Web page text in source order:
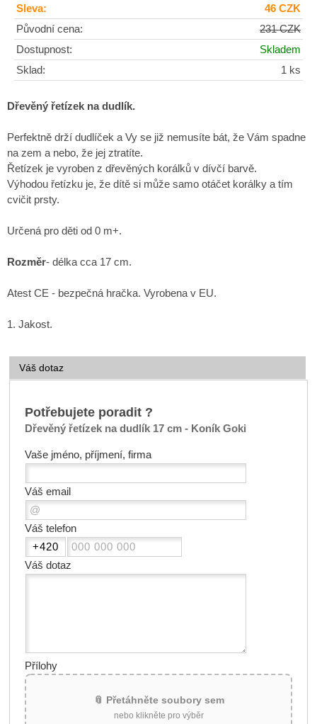
Sleva:
46 CZK
Původní cena:
231 CZK
Dostupnost:
Skladem
Sklad:
1 ks
Dřevěný řetízek na dudlík.
Perfektně drží dudlíček a Vy se již nemusíte bát, že Vám spadne
na zem a nebo, že jej ztratíte.
Řetízek je vyroben z dřevěných korálků v dívčí barvě.
Výhodou řetízku je, že dítě si může samo otáčet korálky a tím
cvičit prsty.
Určená pro děti od 0 m+.
Rozměr- délka cca 17 cm.
Atest CE - bezpečná hračka. Vyrobena v EU.
1. Jakost.
Váš dotaz
Potřebujete poradit ?
Dřevěný řetízek na dudlík 17 cm - Koník Goki
Vaše jméno, příjmení, firma
Váš email
Váš telefon
Váš dotaz
Přílohy
📎 Přetáhněte soubory sem
nebo klikněte pro výběr